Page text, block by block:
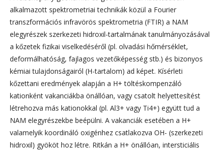
alkalmazott spektrometriai technikák közül a Fourier
transzformációs infravörös spektrometria (FTIR) a NAM
elegyrészek szerkezeti hidroxil-tartalmának tanulmányozásával
a kőzetek fizikai viselkedéséről (pl. olvadási hőmérséklet,
deformálhatóság, fajlagos vezetőképesség stb.) és bizonyos
kémiai tulajdonságairól (H-tartalom) ad képet. Kísérleti
kőzettani eredmények alapján a H+ töltéskompenzáló
kationként vakanciákba önállóan, vagy csatolt helyettesítést
létrehozva más kationokkal (pl. Al3+ vagy Ti4+) együtt tud a
NAM elegyrészekbe beépülni. A vakanciák esetében a H+
valamelyik koordináló oxigénhez csatlakozva OH- (szerkezeti
hidroxil) gyököt hoz létre. Ritkán a H+ önállóan, intersticiális